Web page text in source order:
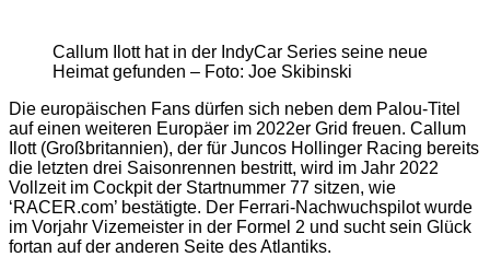
Callum Ilott hat in der IndyCar Series seine neue
Heimat gefunden – Foto: Joe Skibinski
Die europäischen Fans dürfen sich neben dem Palou-Titel
auf einen weiteren Europäer im 2022er Grid freuen. Callum
Ilott (Großbritannien), der für Juncos Hollinger Racing bereits
die letzten drei Saisonrennen bestritt, wird im Jahr 2022
Vollzeit im Cockpit der Startnummer 77 sitzen, wie
‘RACER.com’ bestätigte. Der Ferrari-Nachwuchspilot wurde
im Vorjahr Vizemeister in der Formel 2 und sucht sein Glück
fortan auf der anderen Seite des Atlantiks.